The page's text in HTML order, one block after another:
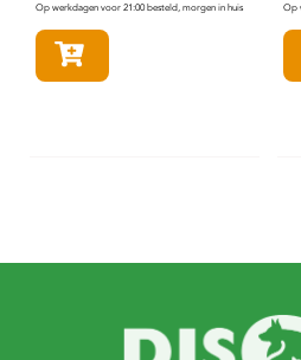
Op werkdagen voor 21:00 besteld, morgen in huis Op